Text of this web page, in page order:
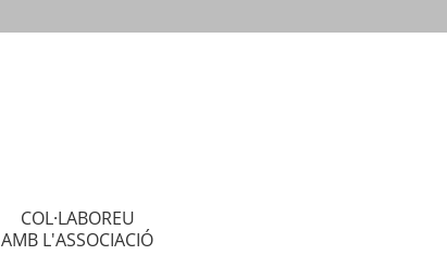
COL·LABOREU
AMB L'ASSOCIACIÓ